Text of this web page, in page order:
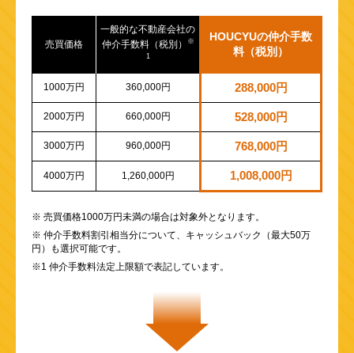
売買価格
一般的な不動産会社の
仲介手数料（税別）
※
1
HOUCYUの仲介手数
料（税別）
1000万円 360,000円 288,000円
2000万円 660,000円 528,000円
3000万円 960,000円 768,000円
4000万円 1,260,000円 1,008,000円
※ 売買価格1000万円未満の場合は対象外となります。
※ 仲介手数料割引相当分について、キャッシュバック（最大50万
円）も選択可能です。
※1 仲介手数料法定上限額で表記しています。